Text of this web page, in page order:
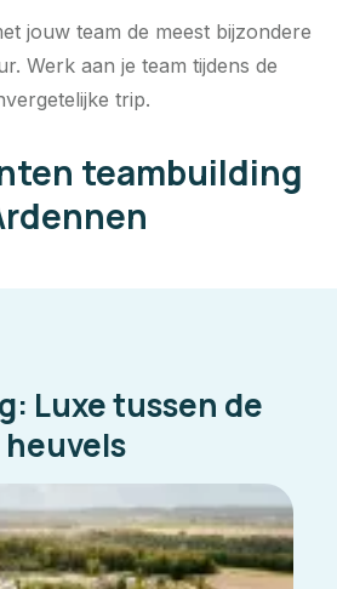
jouw team de meest bijzondere
Werk aan je team tijdens de
trip.
teambuilding
Luxe tussen de
heuvels